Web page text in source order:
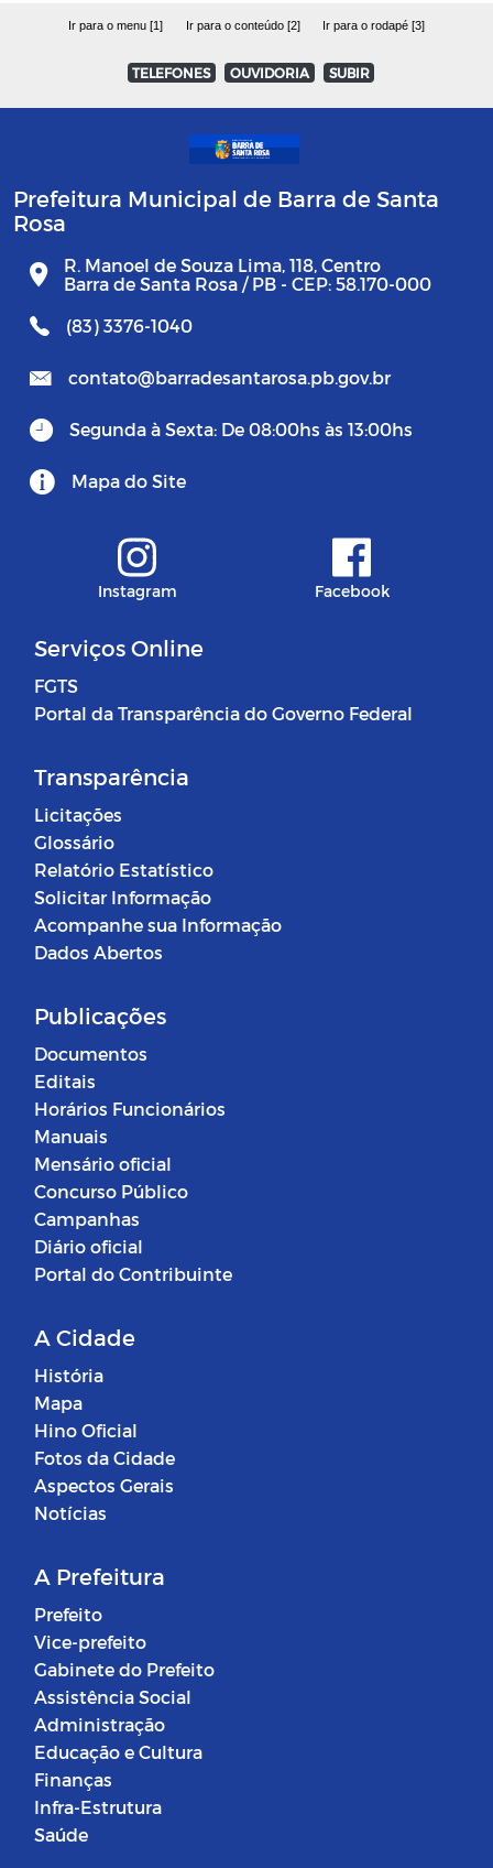
Ir para o menu [1] Ir para o conteúdo [2] Ir para o rodapé [3]
TELEFONES OUVIDORIA SUBIR
Prefeitura Municipal de Barra de Santa
Rosa
R. Manoel de Souza Lima, 118, Centro
Barra de Santa Rosa / PB - CEP: 58.170-000
(83) 3376-1040
contato@barradesantarosa.pb.gov.br
Segunda à Sexta: De 08:00hs às 13:00hs
Mapa do Site
Instagram Facebook
Serviços Online
FGTS
Portal da Transparência do Governo Federal
Transparência
Licitações
Glossário
Relatório Estatístico
Solicitar Informação
Acompanhe sua Informação
Dados Abertos
Publicações
Documentos
Editais
Horários Funcionários
Manuais
Mensário oficial
Concurso Público
Campanhas
Diário oficial
Portal do Contribuinte
A Cidade
História
Mapa
Hino Oficial
Fotos da Cidade
Aspectos Gerais
Notícias
A Prefeitura
Prefeito
Vice-prefeito
Gabinete do Prefeito
Assistência Social
Administração
Educação e Cultura
Finanças
Infra-Estrutura
Saúde